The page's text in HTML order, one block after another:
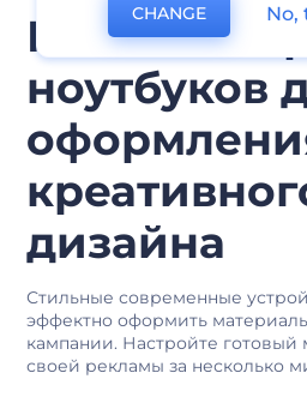
Мокапы
ноутбуков
дизайна
Стильные современные
эффектно оформить
кампании. Настройте готовый
своей рекламы за несколько
CHANGE No,